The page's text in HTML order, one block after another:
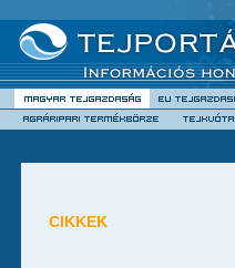
CIKKEK